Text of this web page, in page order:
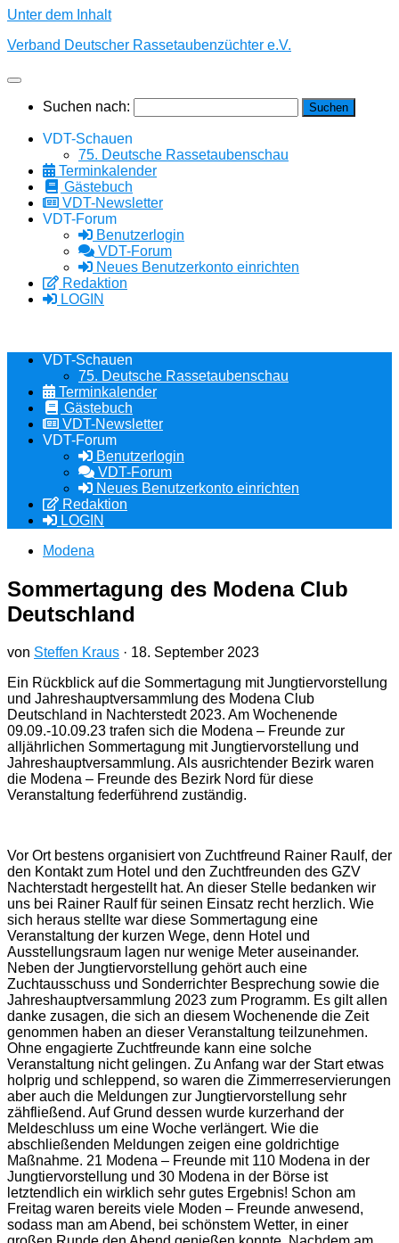
Unter dem Inhalt
Verband Deutscher Rassetaubenzüchter e.V.
Suchen nach:
VDT-Schauen
75. Deutsche Rassetaubenschau
Terminkalender
Gästebuch
VDT-Newsletter
VDT-Forum
Benutzerlogin
VDT-Forum
Neues Benutzerkonto einrichten
Redaktion
LOGIN
VDT-Schauen
75. Deutsche Rassetaubenschau
Terminkalender
Gästebuch
VDT-Newsletter
VDT-Forum
Benutzerlogin
VDT-Forum
Neues Benutzerkonto einrichten
Redaktion
LOGIN
Modena
Sommertagung des Modena Club
Deutschland
von Steffen Kraus · 18. September 2023
Ein Rückblick auf die Sommertagung mit Jungtiervorstellung
und Jahreshauptversammlung des Modena Club
Deutschland in Nachterstedt 2023. Am Wochenende
09.09.-10.09.23 trafen sich die Modena – Freunde zur
alljährlichen Sommertagung mit Jungtiervorstellung und
Jahreshauptversammlung. Als ausrichtender Bezirk waren
die Modena – Freunde des Bezirk Nord für diese
Veranstaltung federführend zuständig.
Vor Ort bestens organisiert von Zuchtfreund Rainer Raulf, der
den Kontakt zum Hotel und den Zuchtfreunden des GZV
Nachterstadt hergestellt hat. An dieser Stelle bedanken wir
uns bei Rainer Raulf für seinen Einsatz recht herzlich. Wie
sich heraus stellte war diese Sommertagung eine
Veranstaltung der kurzen Wege, denn Hotel und
Ausstellungsraum lagen nur wenige Meter auseinander.
Neben der Jungtiervorstellung gehört auch eine
Zuchtausschuss und Sonderrichter Besprechung sowie die
Jahreshauptversammlung 2023 zum Programm. Es gilt allen
danke zusagen, die sich an diesem Wochenende die Zeit
genommen haben an dieser Veranstaltung teilzunehmen.
Ohne engagierte Zuchtfreunde kann eine solche
Veranstaltung nicht gelingen. Zu Anfang war der Start etwas
holprig und schleppend, so waren die Zimmerreservierungen
aber auch die Meldungen zur Jungtiervorstellung sehr
zähfließend. Auf Grund dessen wurde kurzerhand der
Meldeschluss um eine Woche verlängert. Wie die
abschließenden Meldungen zeigen eine goldrichtige
Maßnahme. 21 Modena – Freunde mit 110 Modena in der
Jungtiervorstellung und 30 Modena in der Börse ist
letztendlich ein wirklich sehr gutes Ergebnis! Schon am
Freitag waren bereits viele Moden – Freunde anwesend,
sodass man am Abend, bei schönstem Wetter, in einer